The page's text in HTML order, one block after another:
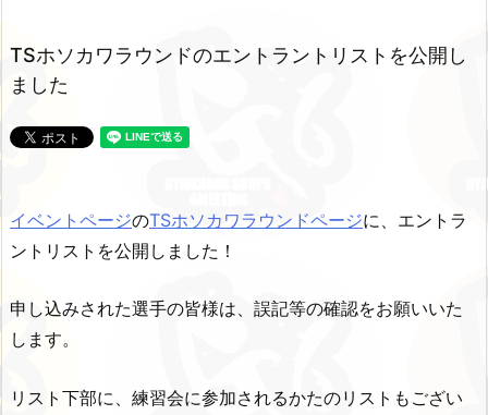
TSホソカワラウンドのエントラントリストを公開し
ました
イベントページのTSホソカワラウンドページに、エントラ
ントリストを公開しました！
申し込みされた選手の皆様は、誤記等の確認をお願いいた
します。
リスト下部に、練習会に参加されるかたのリストもござい